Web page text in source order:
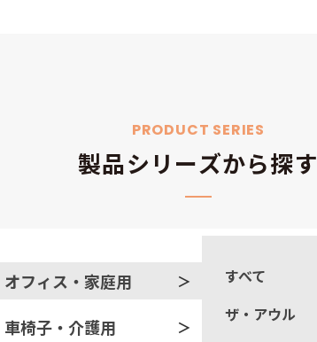
PRODUCT SERIES
製品シリーズから探す
オフィス・家庭用
車椅子・介護用
すべて
ザ・アウル